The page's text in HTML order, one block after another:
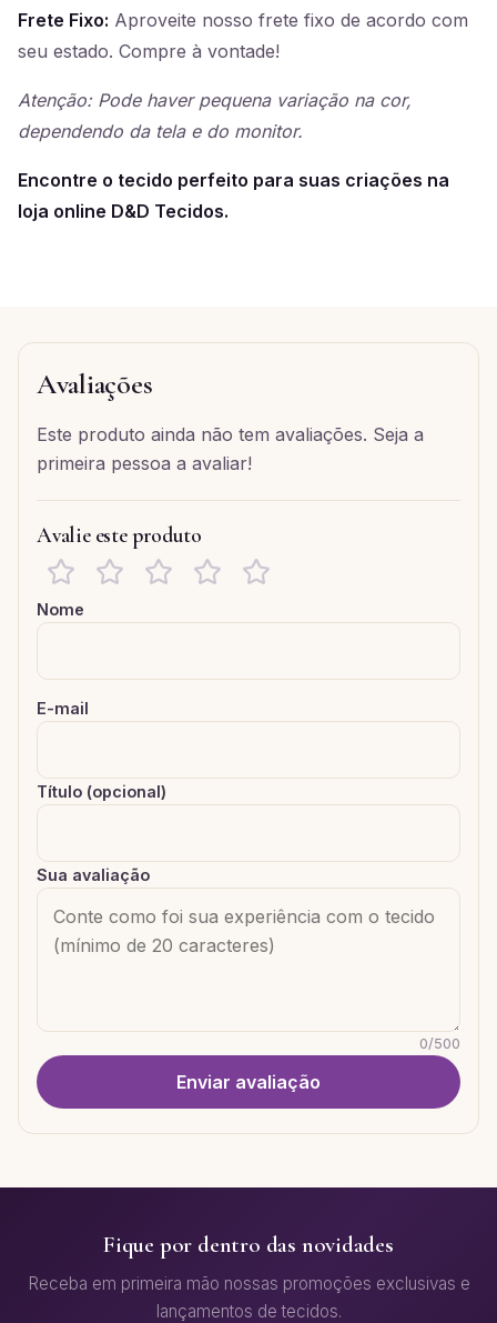
Frete Fixo: Aproveite nosso frete fixo de acordo com
seu estado. Compre à vontade!
Atenção: Pode haver pequena variação na cor,
dependendo da tela e do monitor.
Encontre o tecido perfeito para suas criações na
loja online D&D Tecidos.
Avaliações
Este produto ainda não tem avaliações. Seja a
primeira pessoa a avaliar!
Avalie este produto
Nome
E-mail
Título (opcional)
Sua avaliação
0/500
Enviar avaliação
Fique por dentro das novidades
Receba em primeira mão nossas promoções exclusivas e
lançamentos de tecidos.